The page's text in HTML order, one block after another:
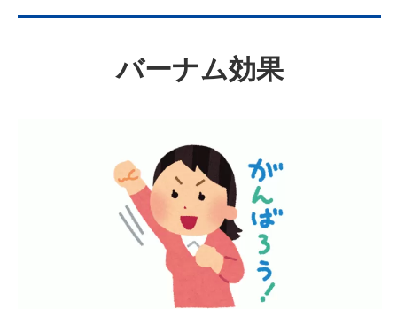
バーナム効果